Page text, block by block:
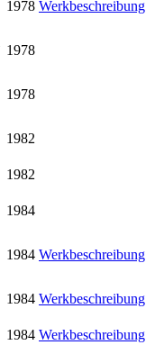
1978 Werkbeschreibung
1978
1978
1982
1982
1984
1984 Werkbeschreibung
1984 Werkbeschreibung
1984 Werkbeschreibung